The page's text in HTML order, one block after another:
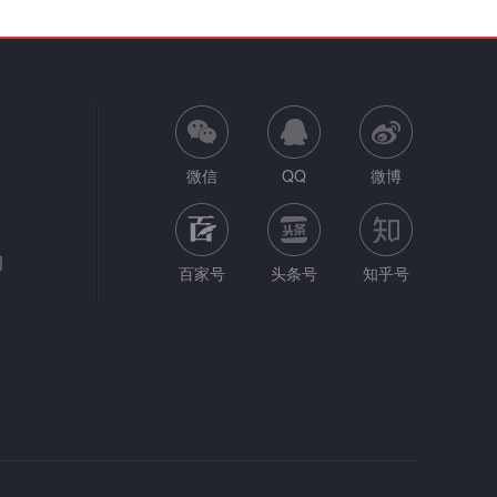
微信 QQ 微博
百家号 头条号 知乎号